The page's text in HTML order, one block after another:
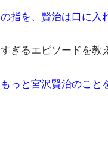
指を、賢治は口に入
ぎるエピソードを教
もっと宮沢賢治のこと